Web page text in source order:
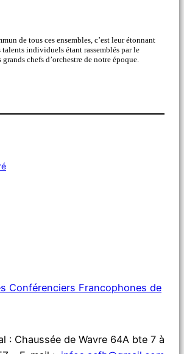
de tous ces ensembles, c’est leur étonnant
individuels étant rassemblés par le
chefs d’orchestre de notre époque.
Conférenciers Francophones de
: Chaussée de Wavre 64A bte 7 à